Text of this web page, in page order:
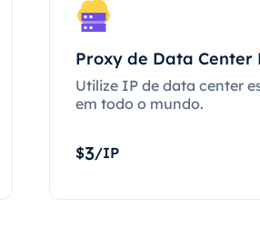
Proxy de Data Center
Utilize IP de data center
em todo o mundo.
$3/IP